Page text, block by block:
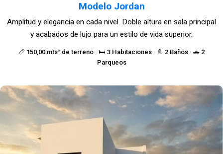
Modelo Jordan
📏 150,00 mts² de terreno · 🛏️ 3 Habitaciones · 🚿 2 Baños · 🚗 2
Parqueos
Amplitud y elegancia en cada nivel. Doble altura en sala principal
y acabados de lujo para un estilo de vida superior.